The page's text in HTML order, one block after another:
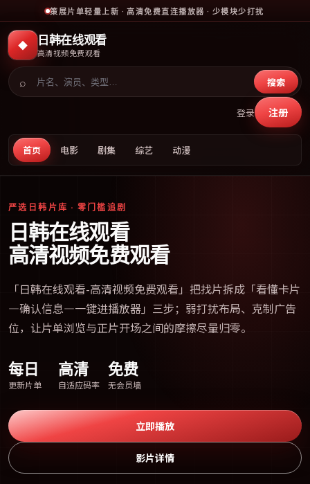
策展片单轻量上新 · 高清免费直连播放器 · 少模块少打扰
◆ 日韩在线观看
高清视频免费观看
首页 电影 剧集 综艺 动漫
⌕ 搜索
登录 注册
严选日韩片库 · 零门槛追剧
日韩在线观看
高清视频免费观看
「日韩在线观看-高清视频免费观看 」把找片拆成「看懂卡片
—确认信息—一键进播放器」三步；弱打扰布局、克制广告
位，让片单浏览与正片开场之间的摩擦尽量归零。
每日
更新片单
高清
自适应码率
免费
无会员墙
立即播放
影片详情